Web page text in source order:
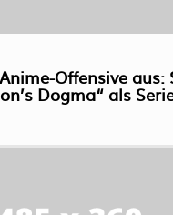
Offensive aus:
Dogma“ als